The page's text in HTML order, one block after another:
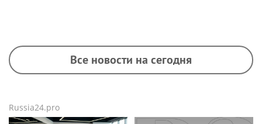
Все новости на сегодня
Russia24.pro